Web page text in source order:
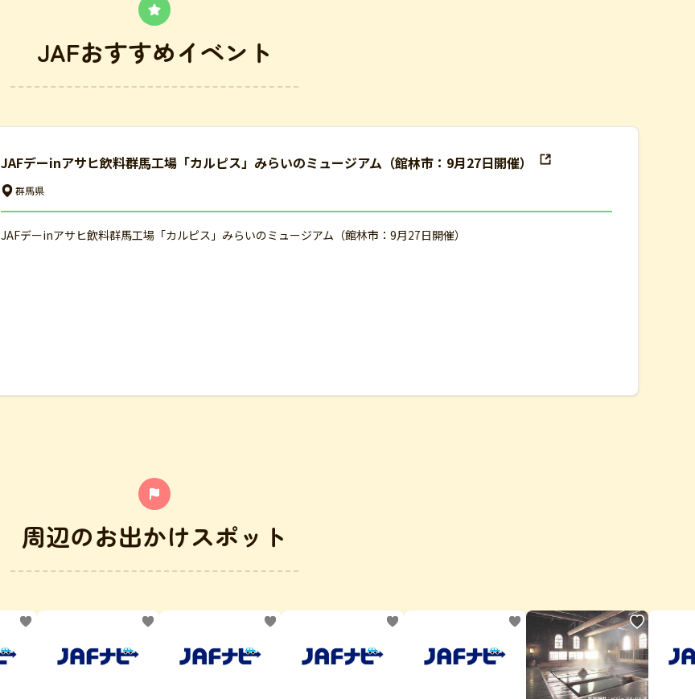
JAFおすすめイベント
JAFデーinアサヒ飲料群馬工場「カルピス」みらいのミュージアム（館林市：9月27日開催）
群馬県
JAFデーinアサヒ飲料群馬工場「カルピス」みらいのミュージアム（館林市：9月27日開催）
周辺のお出かけスポット